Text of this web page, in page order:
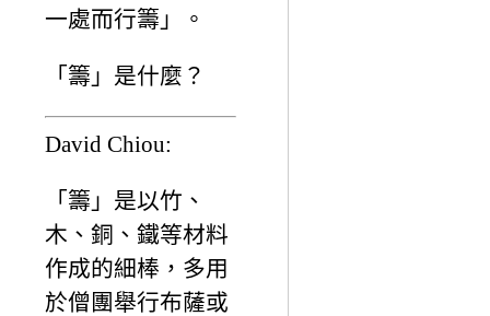
一處而行籌」。
「籌」是什麼？
David Chiou:
「籌」是以竹、
木、銅、鐵等材料
作成的細棒，多用
於僧團舉行布薩或